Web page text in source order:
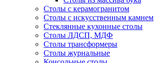
Столы с керамогранитом
Столы с искусственным камнем
Стеклянные кухонные столы
Столы ЛДСП, МДФ
Столы трансформеры
Столы журнальные